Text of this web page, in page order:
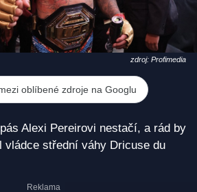
zdroj: Profimedia
oblíbené zdroje na Googlu
Alexi Pereirovi nestačí, a rád by
vládce střední váhy Dricuse du